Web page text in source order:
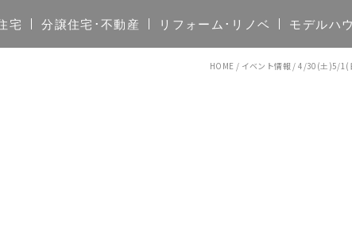
宅 分譲住宅･不動産 リフォーム･リノベ モデルハ
HOME / イベント情報 /4/30(土)5/1(